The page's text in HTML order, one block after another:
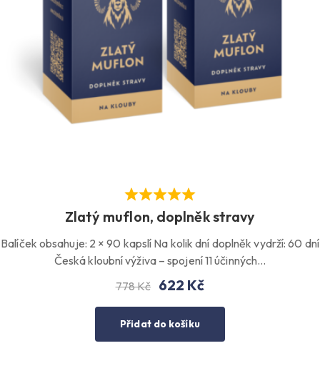
Zlatý muflon, doplněk stravy
Balíček obsahuje: 2 × 90 kapslí Na kolik dní doplněk vydrží: 60 dní
Česká kloubní výživa – spojení 11 účinných…
778Kč 622 Kč
Přidat do košíku